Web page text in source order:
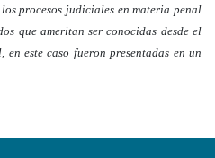
procesos judiciales en materia penal
que ameritan ser conocidas desde el
este caso fueron presentadas en un